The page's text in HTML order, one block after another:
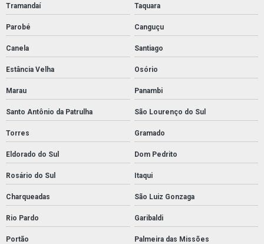
Tramandaí Taquara
Parobé Canguçu
Canela Santiago
Estância Velha Osório
Marau Panambi
Santo Antônio da Patrulha São Lourenço do Sul
Torres Gramado
Eldorado do Sul Dom Pedrito
Rosário do Sul Itaqui
Charqueadas São Luiz Gonzaga
Rio Pardo Garibaldi
Portão Palmeira das Missões